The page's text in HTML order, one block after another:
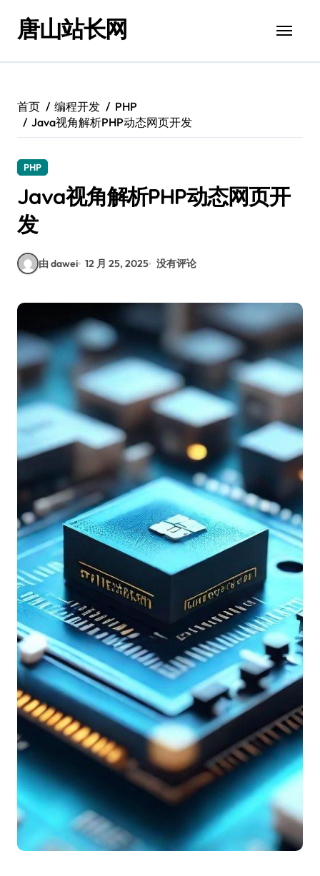
唐山站长网
首页 编程开发
PHP
Java视角解析PHP动态网页开发
PHP
Java视角解析PHP动态网页开
发
由 dawei 12 月 25, 2025 没有评论